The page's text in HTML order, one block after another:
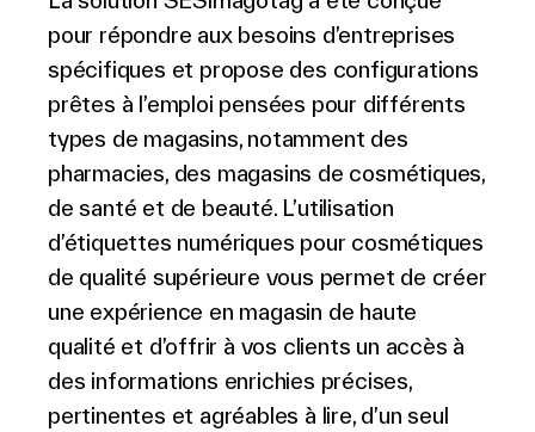
pour répondre aux besoins d’entreprises
spécifiques et propose des configurations
prêtes à l’emploi pensées pour différents
types de magasins, notamment des
pharmacies, des magasins de cosmétiques,
de santé et de beauté. L’utilisation
d’étiquettes numériques pour cosmétiques
de qualité supérieure vous permet de créer
une expérience en magasin de haute
qualité et d’offrir à vos clients un accès à
des informations enrichies précises,
pertinentes et agréables à lire, d’un seul